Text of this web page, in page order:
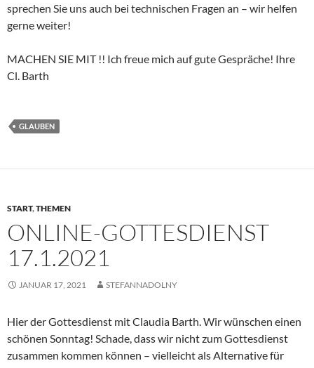
sprechen Sie uns auch bei technischen Fragen an – wir helfen
gerne weiter!
MACHEN SIE MIT !! Ich freue mich auf gute Gespräche! Ihre
Cl. Barth
GLAUBEN
START,THEMEN
ONLINE-GOTTESDIENST
17.1.2021
JANUAR 17, 2021 STEFANNADOLNY
Hier der Gottesdienst mit Claudia Barth. Wir wünschen einen
schönen Sonntag! Schade, dass wir nicht zum Gottesdienst
zusammen kommen können – vielleicht als Alternative für